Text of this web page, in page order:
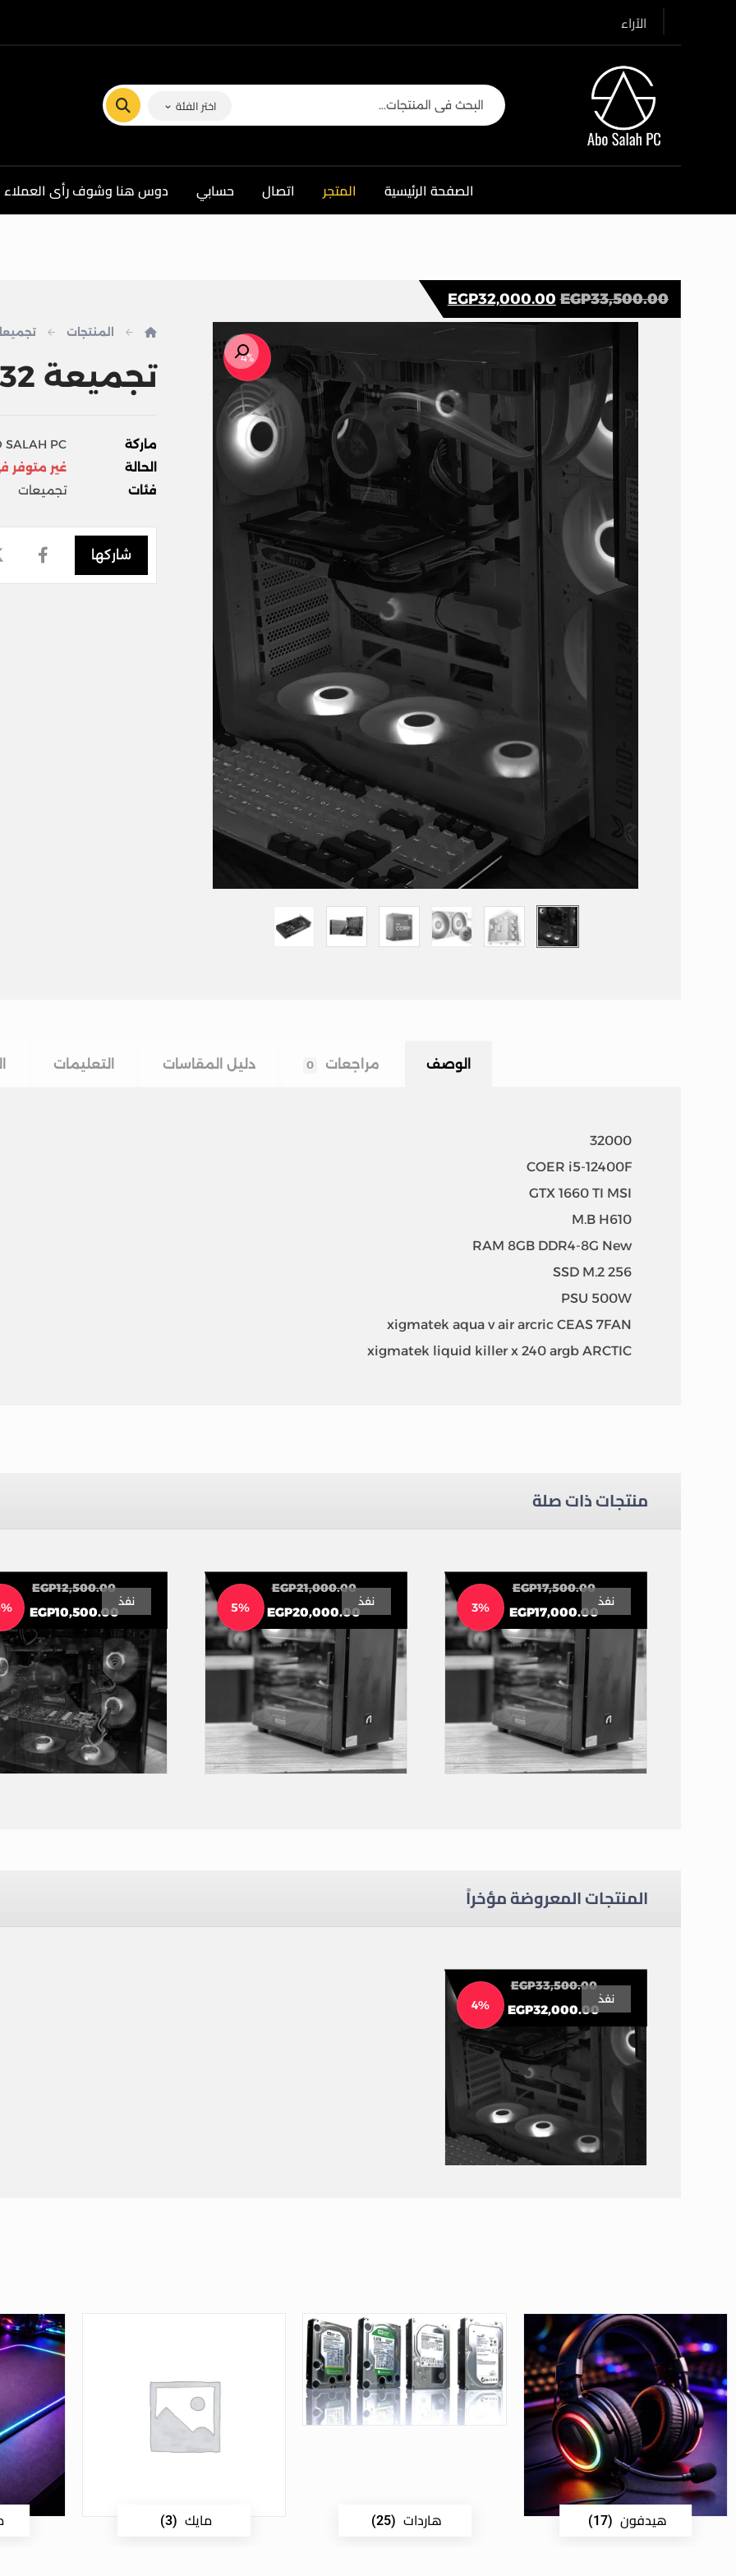
الآراء
اختر الفئة
الصفحة الرئيسية المتجر اتصال حسابي دوس هنا وشوف رأى العملاء
تكبير الصورة 4%
المنتجات
تجميعة 32الف
EGP33,500.00
EGP32,000.00
ماركة
SALAH PC
الحالة
غير متوفر
فئات
تجميعات
الوصف مراجعات 0 دليل المقاسات التعليمات
32000
COER i5-12400F
GTX 1660 TI MSI
M.B H610
RAM 8GB DDR4-8G New
SSD M.2 256
PSU 500W
xigmatek aqua v air arcric CEAS 7FAN
xigmatek liquid killer x 240 argb ARCTIC
منتجات ذات صلة
EGP17,500.00
EGP17,000.00
نفذ 3%
EGP21,000.00
EGP20,000.00
نفذ 5%
EGP12,500.00
EGP10,500.00
نفذ
المنتجات المعروضة مؤخراً
EGP33,500.00
EGP32,000.00
نفذ 4%
هيدفون (17) هاردات (25) مايك (3)